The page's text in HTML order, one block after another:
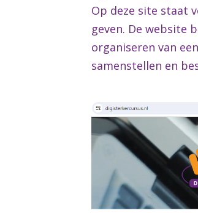
Op deze site staat
geven. De website
organiseren van
samenstellen en